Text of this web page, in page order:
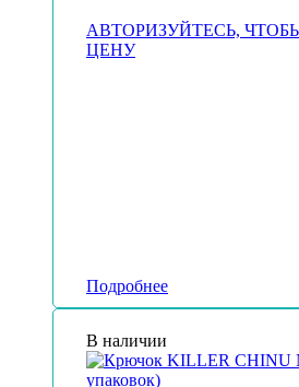
АВТОРИЗУЙТЕСЬ,
ЦЕНУ
Подробнее
В наличии